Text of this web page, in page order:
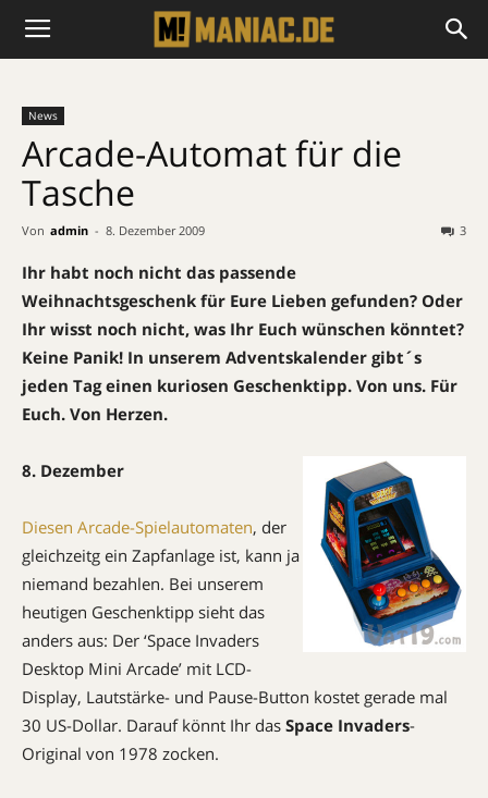
News
Arcade-Automat für die
Tasche
Von admin - 8. Dezember 2009 3
Ihr habt noch nicht das passende
Weihnachtsgeschenk für Eure Lieben gefunden? Oder
Ihr wisst noch nicht, was Ihr Euch wünschen könntet?
Keine Panik! In unserem Adventskalender gibt´s
jeden Tag einen kuriosen Geschenktipp. Von uns. Für
Euch. Von Herzen.
8. Dezember
Diesen Arcade-Spielautomaten, der
gleichzeitg ein Zapfanlage ist, kann ja
niemand bezahlen. Bei unserem
heutigen Geschenktipp sieht das
anders aus: Der ‘Space Invaders
Desktop Mini Arcade’ mit LCD-
Display, Lautstärke- und Pause-Button kostet gerade mal
30 US-Dollar. Darauf könnt Ihr das Space Invaders-
Original von 1978 zocken.